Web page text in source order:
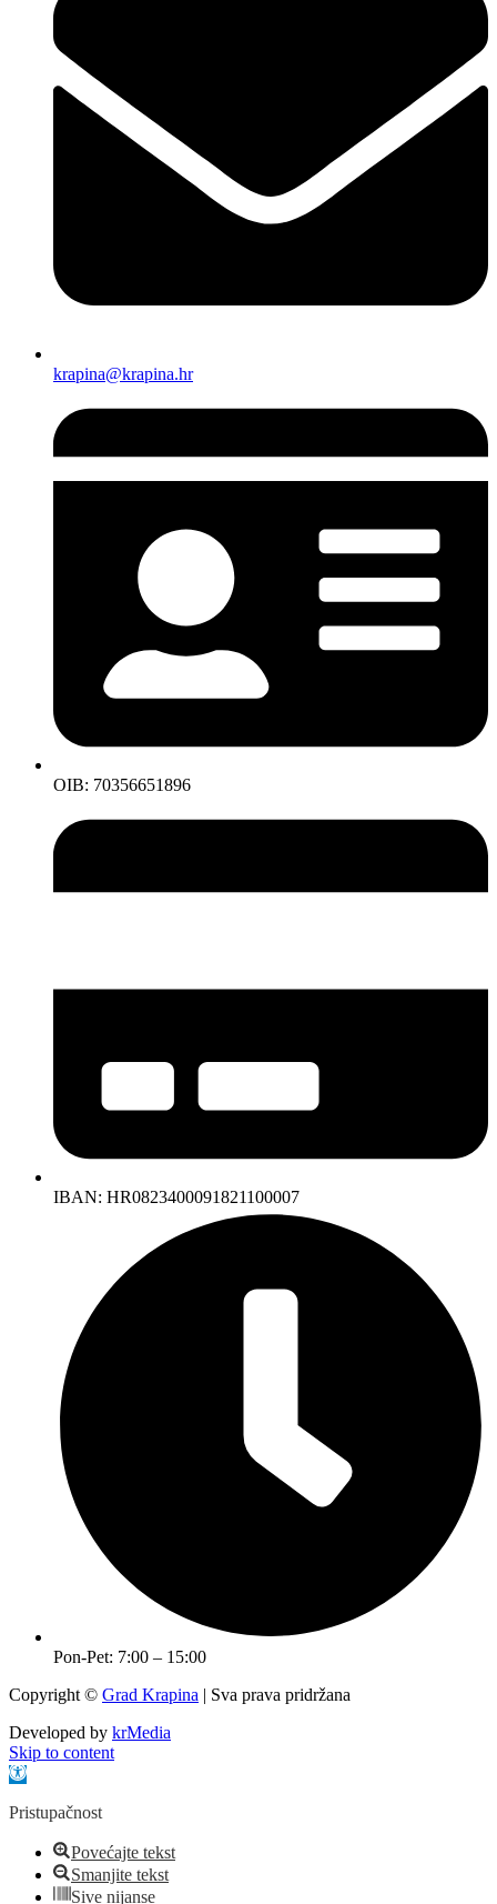
krapina@krapina.hr
OIB: 70356651896
IBAN: HR0823400091821100007
Pon-Pet: 7:00 – 15:00
Copyright © Grad Krapina | Sva prava pridržana
Developed by krMedia
Skip to content
Open toolbar
Pristupačnost
Povećajte tekst
Smanjite tekst
Sive nijanse